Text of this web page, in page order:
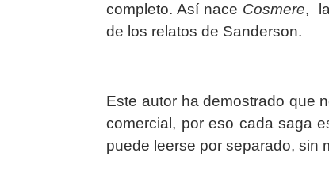
completo. Así nace Cosmere,
de los relatos de Sanderson.
Este autor ha demostrado que
comercial, por eso cada saga
puede leerse por separado, sin